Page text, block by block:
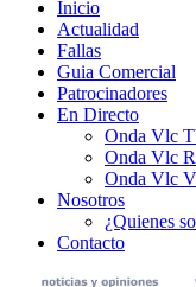
Inicio
Actualidad
Fallas
Guia Comercial
Patrocinadores
En Directo
Onda Vlc
Onda Vlc
Onda Vlc
Nosotros
¿Quienes
Contacto